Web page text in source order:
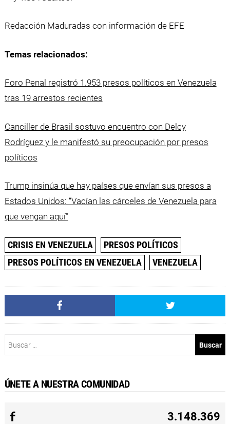
Redacción Maduradas con información de EFE
Temas relacionados:
Foro Penal registró 1.953 presos políticos en Venezuela
tras 19 arrestos recientes
Canciller de Brasil sostuvo encuentro con Delcy
Rodríguez y le manifestó su preocupación por presos
políticos
Trump insinúa que hay países que envían sus presos a
Estados Unidos: “Vacían las cárceles de Venezuela para
que vengan aquí”
CRISIS EN VENEZUELA
PRESOS POLÍTICOS
PRESOS POLÍTICOS EN VENEZUELA
VENEZUELA
ÚNETE A NUESTRA COMUNIDAD
3.148.369